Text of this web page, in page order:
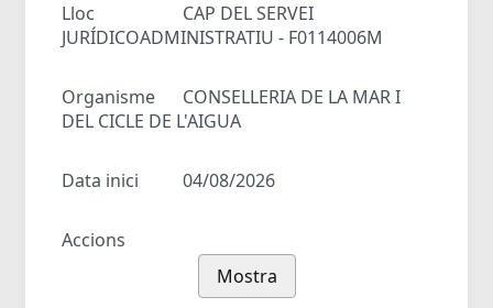
Lloc
CAP DEL SERVEI
JURÍDICOADMINISTRATIU - F0114006M
Organisme
CONSELLERIA DE LA MAR I
DEL CICLE DE L'AIGUA
Data inici 04/08/2026
Accions
Mostra